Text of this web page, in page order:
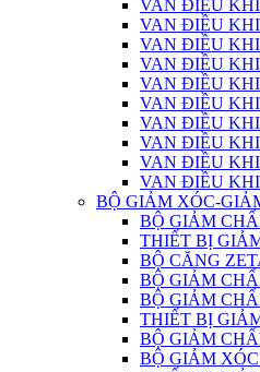
VAN ĐIỀU
VAN ĐIỀU
VAN ĐIỀU
VAN ĐIỀU
VAN ĐIỀU
VAN ĐIỀU
VAN ĐIỀU
VAN ĐIỀU
VAN ĐIỀU
VAN ĐIỀU
BỘ GIẢM XÓC-
BỘ GIẢM
THIẾT BỊ
BỘ CĂNG
BỘ GIẢM
BỘ GIẢM
THIẾT BỊ
BỘ GIẢM
BỘ GIẢM